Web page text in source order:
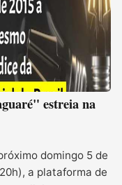
estreia na
domingo 5 de
a plataforma de